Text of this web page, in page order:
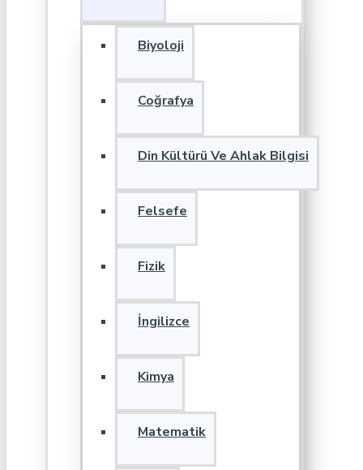
Biyoloji
Coğrafya
Din Kültürü Ve Ahlak Bilgisi
Felsefe
Fizik
İngilizce
Kimya
Matematik